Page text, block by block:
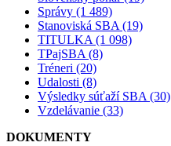
Správy (1 489)
Stanoviská SBA (19)
TITULKA (1 098)
TPajSBA (8)
Tréneri (20)
Udalosti (8)
Výsledky súťaží SBA (30)
Vzdelávanie (33)
DOKUMENTY